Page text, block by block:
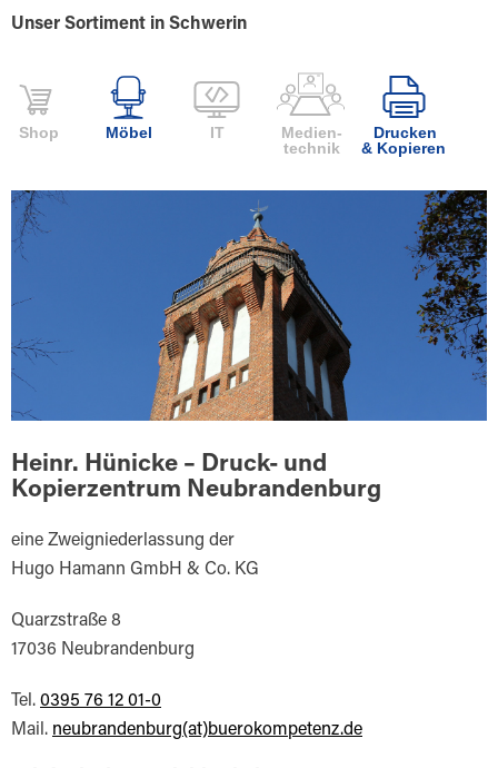
Unser Sortiment in Schwerin
Drucken
& Kopieren
Medien-
technik
IT
Möbel
Shop
Heinr. Hünicke – Druck- und
Kopierzentrum Neubrandenburg
eine Zweigniederlassung der
Hugo Hamann GmbH & Co. KG
Quarzstraße 8
17036 Neubrandenburg
Tel. 0395 76 12 01-0
Mail. neubrandenburg(at)buerokompetenz.de